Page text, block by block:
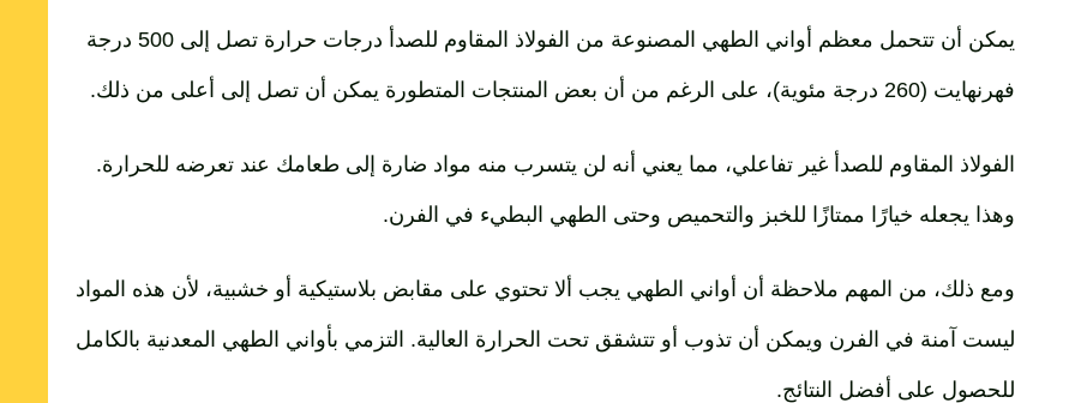
يمكن أن تتحمل معظم أواني الطهي المصنوعة من الفولاذ المقاوم للصدأ درجات حرارة تصل إلى 500 درجة
فهرنهايت (260 درجة مئوية)، على الرغم من أن بعض المنتجات المتطورة يمكن أن تصل إلى أعلى من ذلك.
الفولاذ المقاوم للصدأ غير تفاعلي، مما يعني أنه لن يتسرب منه مواد ضارة إلى طعامك عند تعرضه للحرارة.
وهذا يجعله خيارًا ممتازًا للخبز والتحميص وحتى الطهي البطيء في الفرن.
ومع ذلك، من المهم ملاحظة أن أواني الطهي يجب ألا تحتوي على مقابض بلاستيكية أو خشبية، لأن هذه المواد
ليست آمنة في الفرن ويمكن أن تذوب أو تتشقق تحت الحرارة العالية. التزمي بأواني الطهي المعدنية بالكامل
للحصول على أفضل النتائج.